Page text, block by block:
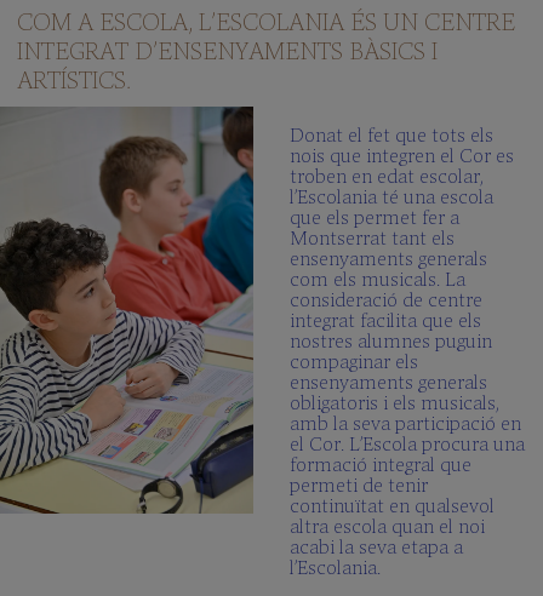
COM A ESCOLA, L’ESCOLANIA ÉS UN CENTRE
INTEGRAT D’ENSENYAMENTS BÀSICS I
ARTÍSTICS.
Donat el fet que tots els
nois que integren el Cor es
troben en edat escolar,
l’Escolania té una escola
que els permet fer a
Montserrat tant els
ensenyaments generals
com els musicals. La
consideració de centre
integrat facilita que els
nostres alumnes puguin
compaginar els
ensenyaments generals
obligatoris i els musicals,
amb la seva participació en
el Cor. L’Escola procura una
formació integral que
permeti de tenir
continuïtat en qualsevol
altra escola quan el noi
acabi la seva etapa a
l’Escolania.